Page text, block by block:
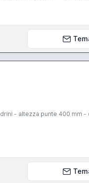
- altezza punte 400 mm